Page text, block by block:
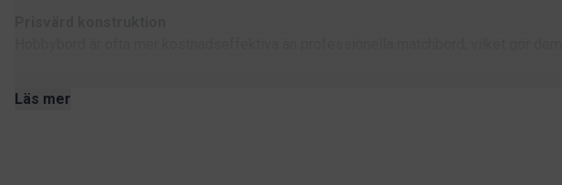
I sortimentet finns både biljardbord med träskiva och modeller med skiffer. Skiffer
Läs mer